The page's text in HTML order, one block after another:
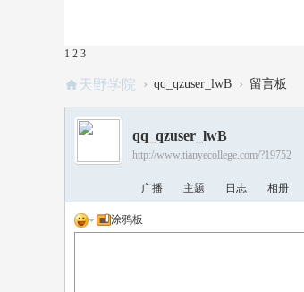
1 2 3
天野学院 › qq_qzuser_lwB › 留言板
qq_qzuser_lwB
http://www.tianyecollege.com/?19752
广播 主题 日志 相册
涂鸦板